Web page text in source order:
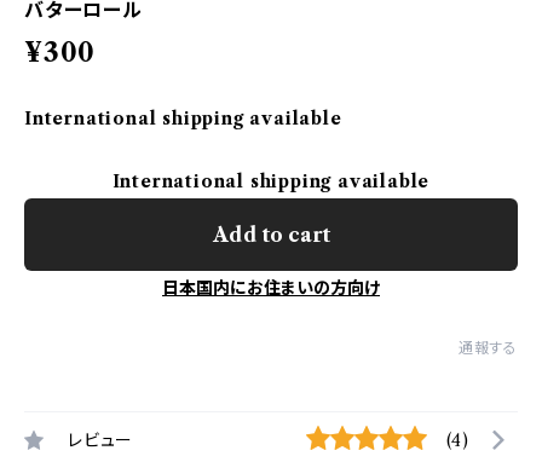
バターロール
¥300
International shipping available
International shipping available
Add to cart
日本国内にお住まいの方向け
通報する
レビュー (4)